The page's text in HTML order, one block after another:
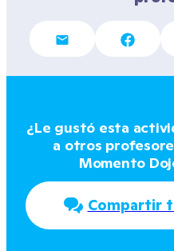
¿Le gustó esta
a otros
Momento
Compartir